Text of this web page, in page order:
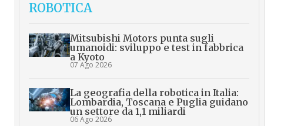
ROBOTICA
Mitsubishi Motors punta sugli
umanoidi: sviluppo e test in fabbrica
a Kyoto
07 Ago 2026
La geografia della robotica in Italia:
Lombardia, Toscana e Puglia guidano
un settore da 1,1 miliardi
06 Ago 2026